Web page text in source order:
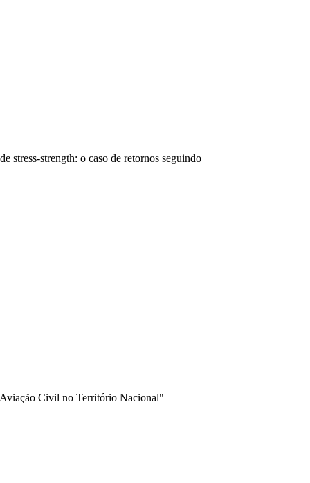
stress-strength: o caso de retornos seguindo
Aviação Civil no Território Nacional"